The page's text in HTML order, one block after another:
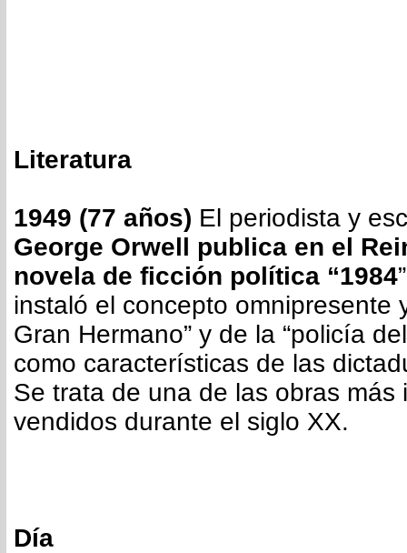
Literatura
1949 (77 años) El periodista y
George Orwell publica en el
novela de ficción política “1984
instaló el concepto omnipresente
Gran Hermano” y de la “policía
como características de las
Se trata de una de las obras más
vendidos durante el siglo XX.
Día